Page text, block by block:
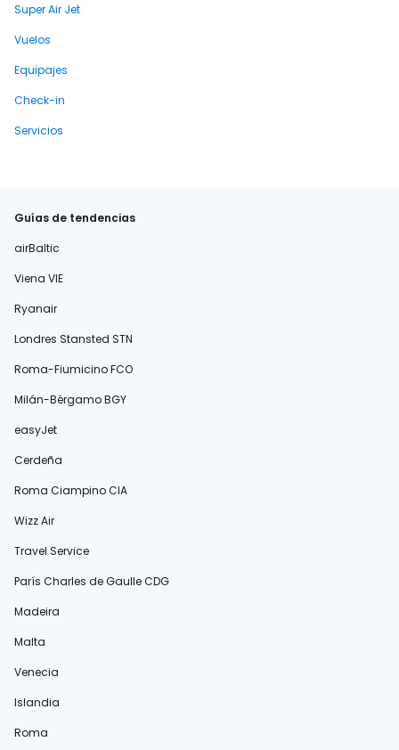
Super Air Jet
Vuelos
Equipajes
Check-in
Servicios
Guías de tendencias
airBaltic
Viena VIE
Ryanair
Londres Stansted STN
Roma-Fiumicino FCO
Milán-Bérgamo BGY
easyJet
Cerdeña
Roma Ciampino CIA
Wizz Air
Travel Service
París Charles de Gaulle CDG
Madeira
Malta
Venecia
Islandia
Roma